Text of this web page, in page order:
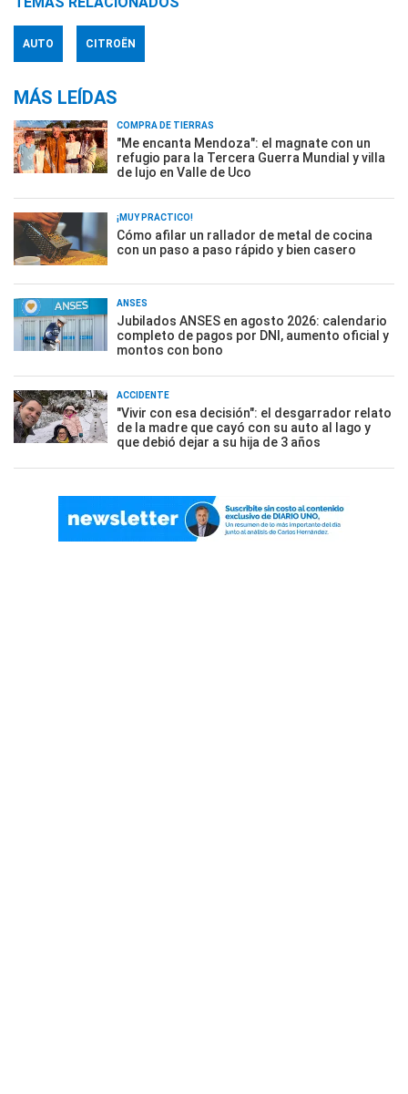
AUTO CITROËN
MÁS LEÍDAS
COMPRA DE TIERRAS
"Me encanta Mendoza": el magnate con un
refugio para la Tercera Guerra Mundial y villa
de lujo en Valle de Uco
¡MUY PRÁCTICO!
Cómo afilar un rallador de metal de cocina
con un paso a paso rápido y bien casero
ANSES
Jubilados ANSES en agosto 2026: calendario
completo de pagos por DNI, aumento oficial y
montos con bono
ACCIDENTE
"Vivir con esa decisión": el desgarrador relato
de la madre que cayó con su auto al lago y
que debió dejar a su hija de 3 años